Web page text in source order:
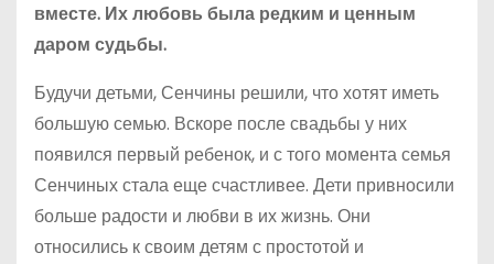
вместе. Их любовь была редким и ценным
даром судьбы.
Будучи детьми, Сенчины решили, что хотят иметь
большую семью. Вскоре после свадьбы у них
появился первый ребенок, и с того момента семья
Сенчиных стала еще счастливее. Дети привносили
больше радости и любви в их жизнь. Они
относились к своим детям с простотой и